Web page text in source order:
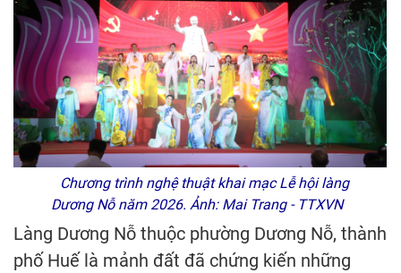
Chương trình nghệ thuật khai mạc Lễ hội làng
Dương Nỗ năm 2026. Ảnh: Mai Trang - TTXVN
Làng Dương Nỗ thuộc phường Dương Nỗ, thành
phố Huế là mảnh đất đã chứng kiến những